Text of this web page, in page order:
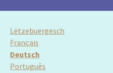
Lëtzebuergesch
Français
Deutsch
Português